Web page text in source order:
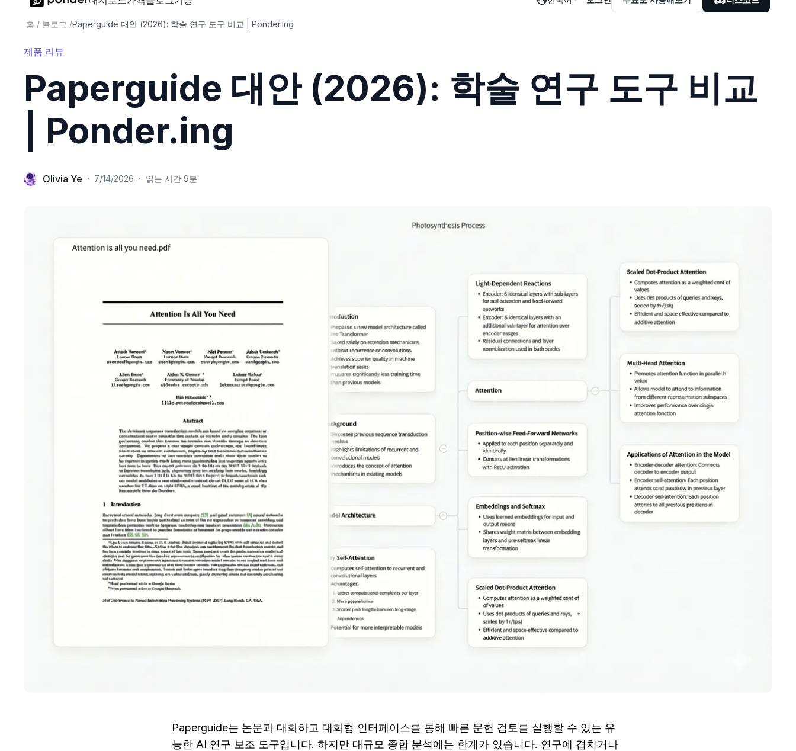
홈 / 블로그 /Paperguide 대안 (2026): 학술 연구 도구 비교 | Ponder.ing
제품 리뷰
Paperguide 대안 (2026): 학술 연구 도구 비교
| Ponder.ing
Olivia Ye · 7/14/2026 · 읽는 시간 9분
Paperguide는 논문과 대화하고 대화형 인터페이스를 통해 빠른 문헌 검토를 실행할 수 있는 유
능한 AI 연구 보조 도구입니다. 하지만 대규모 종합 분석에는 한계가 있습니다. 연구에 겹치거나